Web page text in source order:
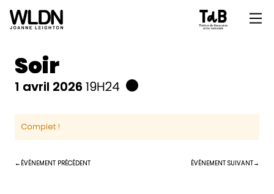
Soir
1 avril 2026 19H24
Complet !
ÉVÉNEMENT PRÉCÉDENT ÉVÉNEMENT SUIVANT